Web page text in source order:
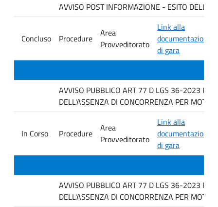
AVVISO POST INFORMAZIONE - ESITO
Concluso Procedure
Area
Provveditorato
Link alla
documentazione
di gara
AVVISO PUBBLICO ART 77 D LGS 36-2023 PER
DELL'ASSENZA DI CONCORRENZA PER MOTIVI
In Corso Procedure
Area
Provveditorato
Link alla
documentazione
di gara
AVVISO PUBBLICO ART 77 D LGS 36-2023 PER
DELL'ASSENZA DI CONCORRENZA PER MOTIVI